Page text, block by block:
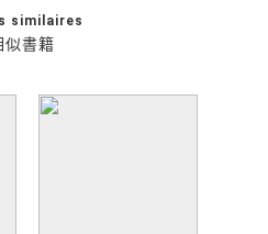
似書籍
similaires